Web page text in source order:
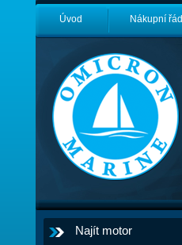
Úvod Nákupní řád
Najít motor